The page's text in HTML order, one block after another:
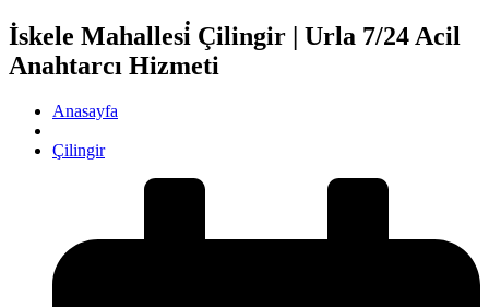
İskele Mahallesi̇ Çilingir | Urla 7/24 Acil
Anahtarcı Hizmeti
Anasayfa
Çilingir